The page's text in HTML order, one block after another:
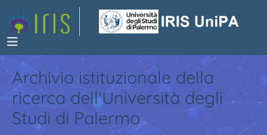
Archivio istituzionale della
ricerca dell'Università degli
Studi di Palermo